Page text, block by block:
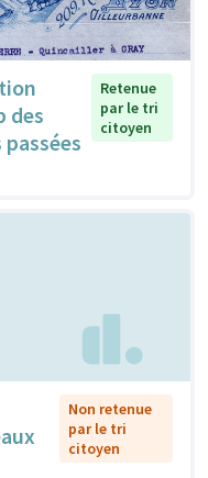
des
Retenue
par le tri
citoyen
Non retenue
par le tri
citoyen